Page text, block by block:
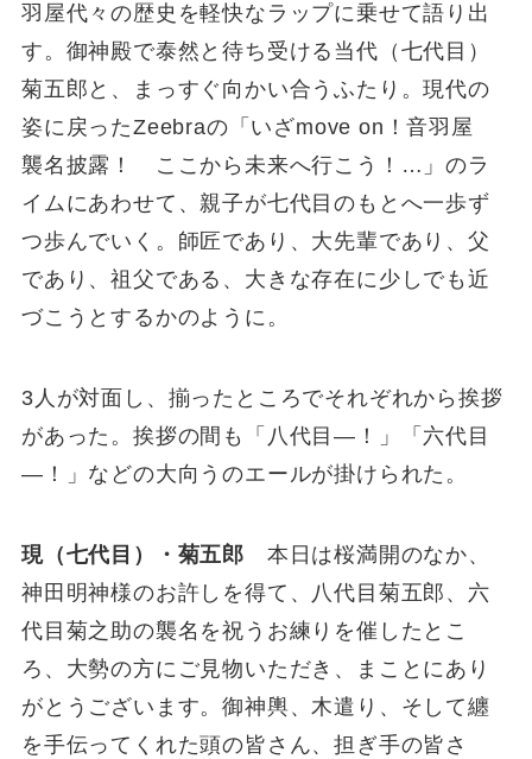
羽屋代々の歴史を軽快なラップに乗せて語り出
す。御神殿で泰然と待ち受ける当代（七代目）
菊五郎と、まっすぐ向かい合うふたり。現代の
姿に戻ったZeebraの「いざmove on！音羽屋
襲名披露！ ここから未来へ行こう！…」のラ
イムにあわせて、親子が七代目のもとへ一歩ず
つ歩んでいく。師匠であり、大先輩であり、父
であり、祖父である、大きな存在に少しでも近
づこうとするかのように。
3人が対面し、揃ったところでそれぞれから挨拶
があった。挨拶の間も「八代目―！」「六代目
―！」などの大向うのエールが掛けられた。
現（七代目）・菊五郎 本日は桜満開のなか、
神田明神様のお許しを得て、八代目菊五郎、六
代目菊之助の襲名を祝うお練りを催したとこ
ろ、大勢の方にご見物いただき、まことにあり
がとうございます。御神輿、木遣り、そして纏
を手伝ってくれた頭の皆さん、担ぎ手の皆さ